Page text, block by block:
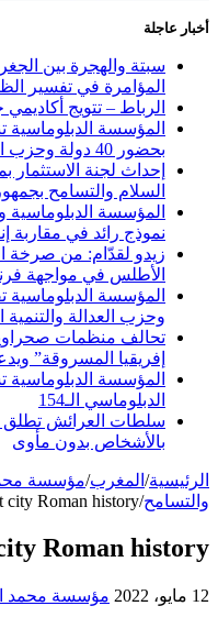
أخبار عاجلة
سبتة والهجرة بين
المؤامرة في تفسير
الرباط – تتويج
بحضور 40 دولة وحزب الاستقلال ضيف الشرف
إحداث لجنة
السلام والتسامح
المؤسسة الدبلوماسية
نموذج رائد في مقاربة
زيدو لقدّام: من صرخة
الأطلس في مواجهة
المؤسسة الدبلوماسية
وحزب العدالة والتنمية
تحالف منظمات
إفريقيا المسروقة”
المؤسسة
الدبلوماسي الـ154
سلطات العرائش تطلق
بالأشخاص بدون مأوى
الرئيسية/ المغرب/مؤسسة
والتسامح/
city Roman history
Roman history
12 مايو، 2022 مؤسسة محمد